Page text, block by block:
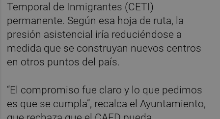
Temporal de Inmigrantes (CETI)
permanente. Según esa hoja de ruta, la
presión asistencial iría reduciéndose a
medida que se construyan nuevos centros
en otros puntos del país.
“El compromiso fue claro y lo que pedimos
es que se cumpla”, recalca el Ayuntamiento,